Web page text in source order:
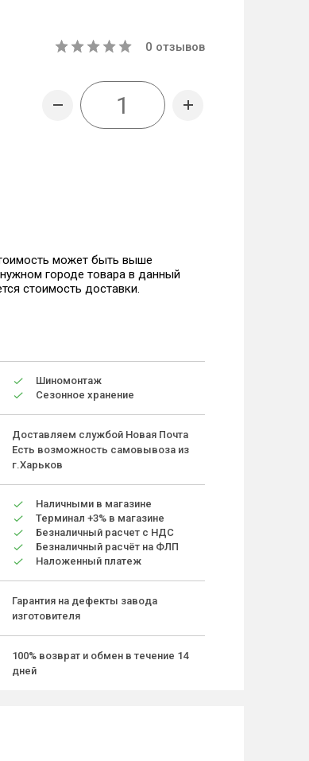
0 отзывов
может быть выше
городе товара в данный
стоимость доставки.
Шиномонтаж
Сезонное хранение
Доставляем службой Новая Почта
Есть возможность самовывоза из
г.Харьков
Наличными в магазине
Терминал +3% в магазине
Безналичный расчет с НДС
Безналичный расчёт на ФЛП
Наложенный платеж
Гарантия на дефекты завода
изготовителя
100% возврат и обмен в течение 14
дней